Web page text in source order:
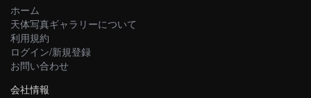
ホーム
天体写真ギャラリーについて
利用規約
ログイン/新規登録
お問い合わせ
会社情報